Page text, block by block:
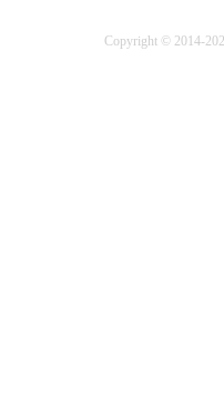
Copyright © 2014-